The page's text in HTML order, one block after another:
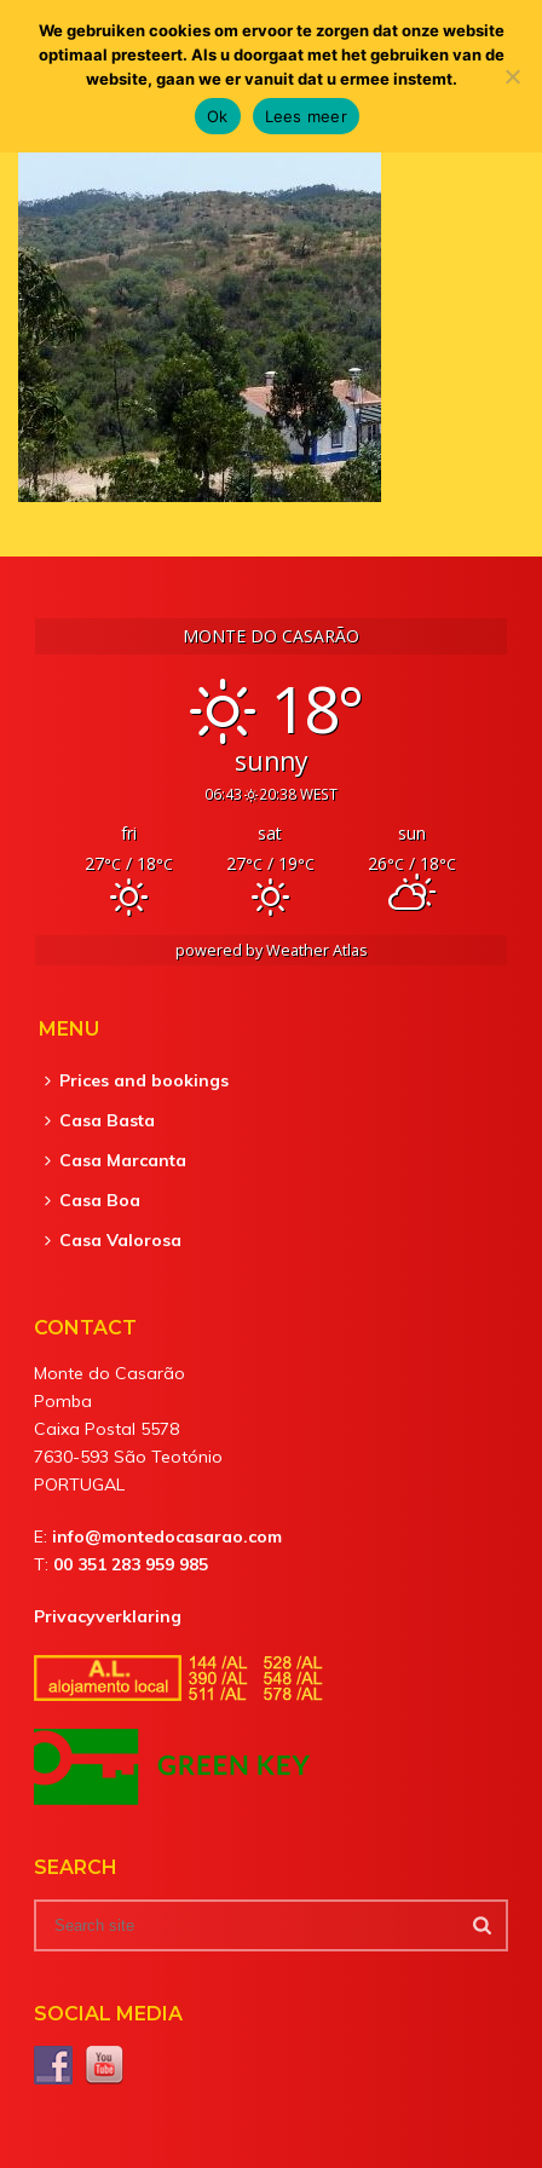
MONTE DO CASARÃO
18°
sunny
06:43 20:38 WEST
fri sat
sun
27°C/ 18°C 27°C/ 19°C 26°C/ 18°C
powered byWeather Atlas
MENU
Prices and bookings
Casa Basta
Casa Marcanta
Casa Boa
Casa Valorosa
CONTACT
Monte do Casarão
Pomba
Caixa Postal 5578
7630-593 São Teotónio
PORTUGAL
E: info@montedocasarao.com
T: 00 351 283 959 985
Privacyverklaring
SEARCH
SOCIAL MEDIA
We gebruiken cookies om ervoor te zorgen dat onze website
optimaal presteert. Als u doorgaat met het gebruiken van de
website, gaan we er vanuit dat u ermee instemt.
Ok
Lees meer